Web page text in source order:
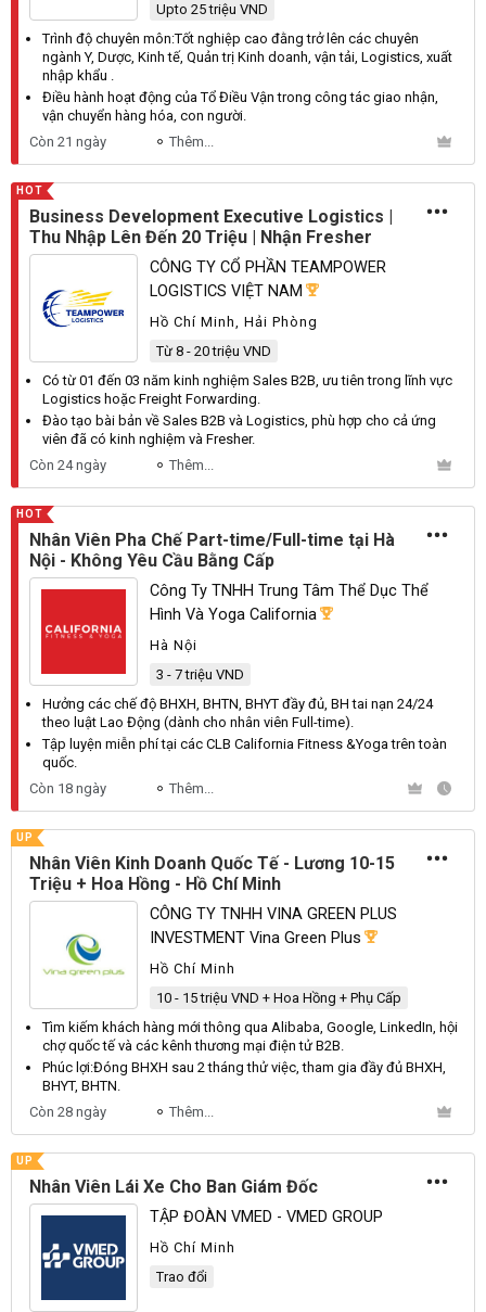
Upto 25 triệu VND
Trình độ chuyên môn:Tốt nghiệp cao đằng trở lên các chuyên
ngànhY, Dược, Kinh tế, Quản trị Kinh doanh, vận tải, Logistics, xuất
nhập khẩu .
Điều hành hoạt động củaTổ Điều Vận trong công tác giao nhận,
vận chuyển hàng hóa, con người.
Còn 21 ngày
Thêm...
HOT
Business Development Executive Logistics |
Thu Nhập Lên Đến 20 Triệu | Nhận Fresher
CÔNG TY CỔ PHẦN TEAMPOWER
LOGISTICS VIỆT NAM
Hồ Chí Minh, Hải Phòng
Từ 8 - 20 triệu VND
Có từ 01 đến 03 năm kinh nghiệm Sales B2B, ưu tiên trong lĩnh vực
Logistics hoặc Freight Forwarding.
Đào tạo bài bản về Sales B2B và Logistics, phù hợp cho cả ứng
viên đã có kinh nghiệm và Fresher.
Còn 24 ngày
Thêm...
HOT
Nhân Viên Pha Chế Part-time/Full-time tại Hà
Nội - Không Yêu Cầu Bằng Cấp
Công Ty TNHH Trung Tâm Thể Dục Thể
Hình Và Yoga California
Hà Nội
3 - 7 triệu VND
Hưởng các chế độ BHXH, BHTN, BHYT đầy đủ, BH tai nạn 24/24
theo luật Lao Động (dành cho nhân viên Full -time).
Tập luyện miễn phí tại các CLB California Fitness &Yogatrên toàn
quốc.
Còn 18 ngày
Thêm...
UP
Nhân Viên Kinh Doanh Quốc Tế - Lương 10-15
Triệu + Hoa Hồng - Hồ Chí Minh
CÔNG TY TNHH VINA GREEN PLUS
INVESTMENT Vina Green Plus
Hồ Chí Minh
10 - 15 triệu VND + Hoa Hồng + Phụ Cấp
Tìm kiếm khách hàng mới thông qua Alibaba, Google, LinkedIn, hội
chợ quốc tế và các kênh thương mại điện tử B2B.
Phúc lợi:Đóng BHXH sau 2 tháng thử việc, tham gia đầy đủ BHXH,
BHYT, BHTN.
Còn 28 ngày
Thêm...
UP
Nhân Viên Lái Xe Cho Ban Giám Đốc
TẬP ĐOÀN VMED - VMED GROUP
Hồ Chí Minh
Trao đổi